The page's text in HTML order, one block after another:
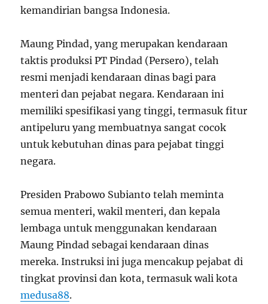
kemandirian bangsa Indonesia.
Maung Pindad, yang merupakan kendaraan
taktis produksi PT Pindad (Persero), telah
resmi menjadi kendaraan dinas bagi para
menteri dan pejabat negara. Kendaraan ini
memiliki spesifikasi yang tinggi, termasuk fitur
antipeluru yang membuatnya sangat cocok
untuk kebutuhan dinas para pejabat tinggi
negara.
Presiden Prabowo Subianto telah meminta
semua menteri, wakil menteri, dan kepala
lembaga untuk menggunakan kendaraan
Maung Pindad sebagai kendaraan dinas
mereka. Instruksi ini juga mencakup pejabat di
tingkat provinsi dan kota, termasuk wali kota
medusa88.